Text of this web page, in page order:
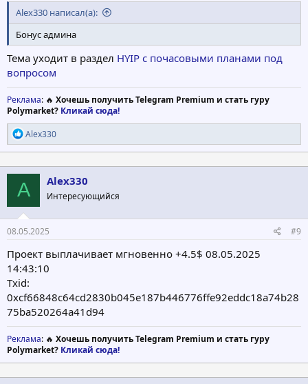
Alex330 написал(а):
Бонус админа
Тема уходит в раздел HYIP с почасовыми планами под
вопросом
Реклама: 🔥 Хочешь получить Telegram Premium и стать гуру
Polymarket? Кликай сюда!
Р
е
а
к
ц
и
и
:
Alex330
A Alex330
Интересующийся
08.05.2025 #9
Проект выплачивает мгновенно +4.5$ 08.05.2025
14:43:10
Txid:
0xcf66848c64cd2830b045e187b446776ffe92eddc18a74b28
75ba520264a41d94
Реклама: 🔥 Хочешь получить Telegram Premium и стать гуру
Polymarket? Кликай сюда!